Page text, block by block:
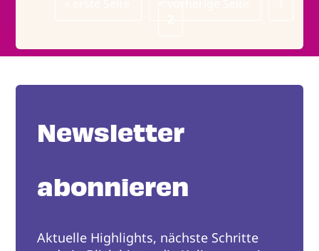
Newsletter
abonnieren
Aktuelle Highlights, nächste Schritte